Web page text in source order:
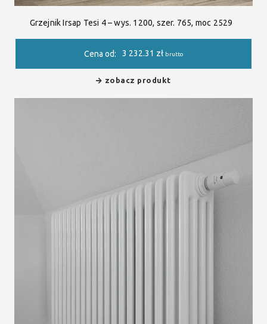
Grzejnik Irsap Tesi 4 – wys. 1200, szer. 765, moc 2529
Cena od: 3 232.31 zł brutto
zobacz produkt